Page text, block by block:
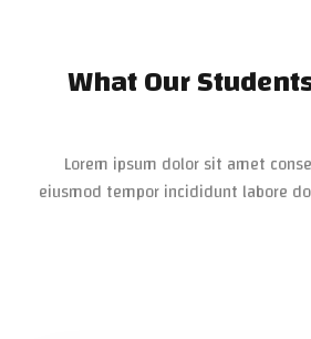
What Our
Lorem ipsum dolor sit amet
eiusmod tempor incididunt labore